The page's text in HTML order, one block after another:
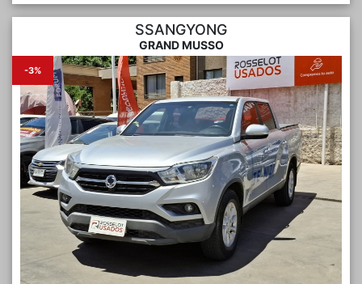
SSANGYONG
GRAND MUSSO
-3%